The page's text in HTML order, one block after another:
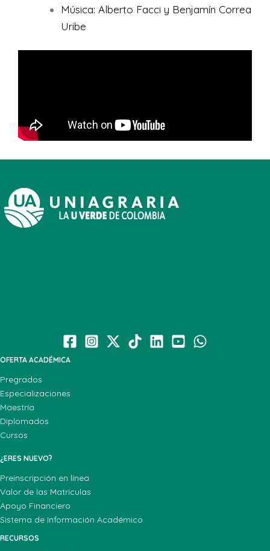
Música: Alberto Facci y Benjamín Correa
Uribe
OFERTA ACADÉMICA
Pregrados
Especializaciones
Maestría
Diplomados
Cursos
¿ERES NUEVO?
Preinscripción en línea
Valor de las Matrículas
Apoyo Financiero
Sistema de Información Académico
RECURSOS